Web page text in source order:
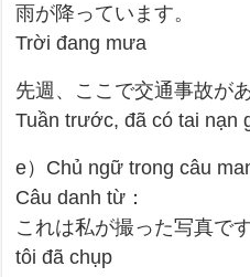
雨が降っています。
Trời đang mưa
先週、ここで交通事故が
Tuần trước, đã có tai nạn
e）Chủ ngữ trong câu
Câu danh từ：
これは私が撮った写真で
tôi đã chụp